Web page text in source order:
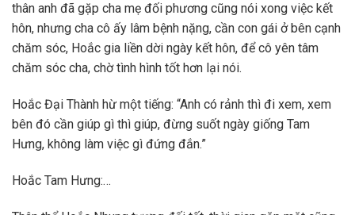
thân anh đã gặp cha mẹ đối phương cũng nói xong việc kết
hôn, nhưng cha cô ấy lâm bệnh nặng, cần con gái ở bên cạnh
chăm sóc, Hoắc gia liền dời ngày kết hôn, để cô yên tâm
chăm sóc cha, chờ tình hình tốt hơn lại nói.
Hoắc Đại Thành hừ một tiếng: “Anh có rảnh thì đi xem, xem
bên đó cần giúp gì thì giúp, đừng suốt ngày giống Tam
Hưng, không làm việc gì đứng đắn.”
Hoắc Tam Hưng:…